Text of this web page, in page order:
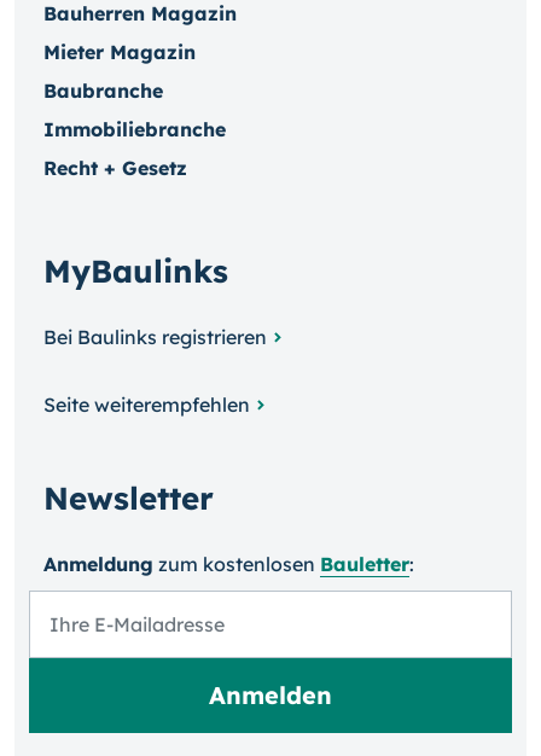
Bauherren Magazin
Mieter Magazin
Baubranche
Immobiliebranche
Recht + Gesetz
MyBaulinks
Bei Baulinks registrieren
Seite weiterempfehlen
Newsletter
Anmeldung zum kosten­losen Bauletter: